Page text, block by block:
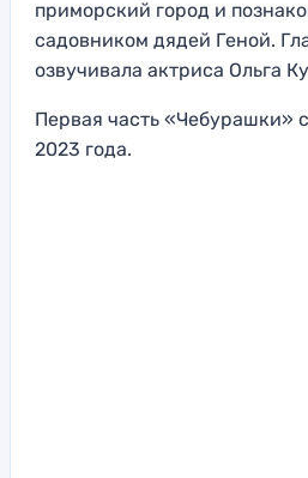
приморский город и
садовником дядей Геной.
озвучивала актриса Ольга
Первая часть «Чебурашки»
2023 года.